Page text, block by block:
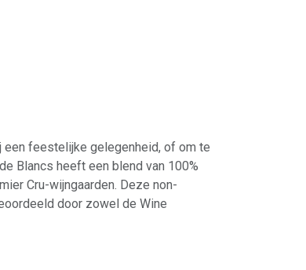
feestelijke gelegenheid, of om te
Blancs heeft een blend van 100%
Cru-wijngaarden. Deze non-
door zowel de Wine